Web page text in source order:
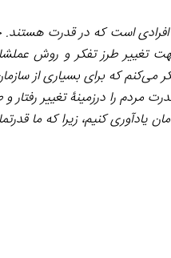
است که در قدرت
تغییر طرز تفکر و روش
می‌کنم که برای بسیاری از
مردم را درزمینۀ تغییر
کنیم، زیرا که ما